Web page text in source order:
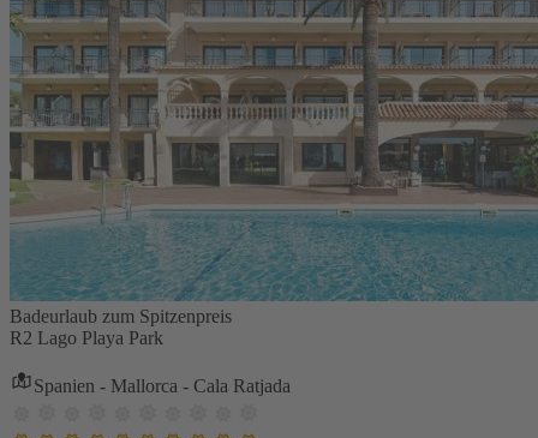
Badeurlaub zum Spitzenpreis
R2 Lago Playa Park
Spanien - Mallorca - Cala Ratjada